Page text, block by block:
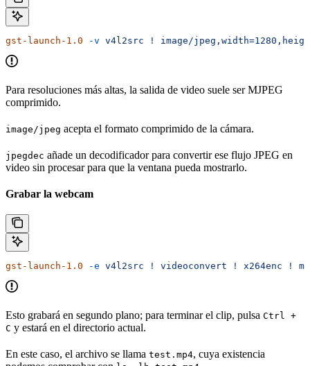
gst-launch-1.0 -v v4l2src ! image/
Para resoluciones más altas, la salida de video suele ser MJPEG
comprimido.
image/jpeg acepta el formato comprimido de la cámara.
jpegdec añade un decodificador para convertir ese flujo JPEG en
video sin procesar para que la ventana pueda mostrarlo.
Grabar la webcam
gst-launch-1.0 -e v4l2src ! videoconvert ! x264enc !
Esto grabará en segundo plano; para terminar el clip, pulsa Ctrl +
C y estará en el directorio actual.
En este caso, el archivo se llama test.mp4, cuya existencia